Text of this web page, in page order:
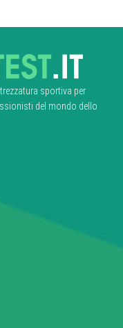
sportiva per
del mondo dello